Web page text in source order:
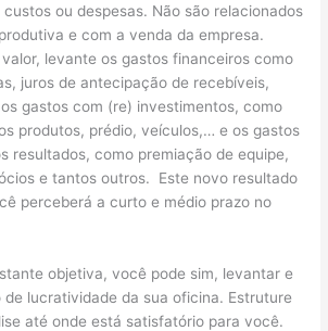
ou despesas. Não são relacionados
e com a venda da empresa.
levante os gastos financeiros como
juros de antecipação de recebíveis,
gastos com (re) investimentos, como
produtos, prédio, veículos,… e os gastos
resultados, como premiação de equipe,
e tantos outros. Este novo resultado
perceberá a curto e médio prazo no
objetiva, você pode sim, levantar e
de lucratividade da sua oficina. Estruture
até onde está satisfatório para você.